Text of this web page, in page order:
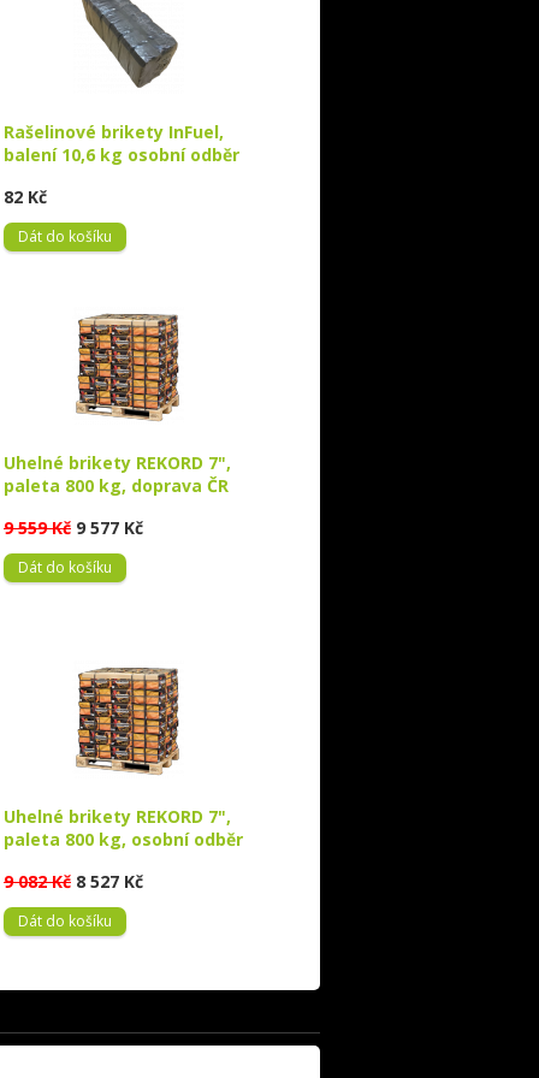
Rašelinové brikety InFuel,
balení 10,6 kg osobní odběr
82 Kč
Dát do košíku
Uhelné brikety REKORD 7",
paleta 800 kg, doprava ČR
9 559 Kč 9 577 Kč
Dát do košíku
Uhelné brikety REKORD 7",
paleta 800 kg, osobní odběr
9 082 Kč 8 527 Kč
Dát do košíku